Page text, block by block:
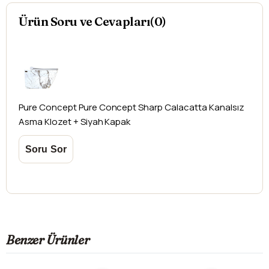
yapılamamaktadır.
Ürün Soru ve Cevapları(0)
Pure ConceptPure Concept Sharp Calacatta Kanalsız
Asma Klozet + Siyah Kapak
Benzer Ürünler